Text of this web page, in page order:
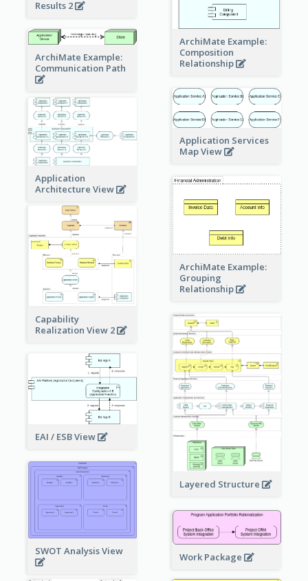
ArchiMate Example:
Composition
Relationship
Results 2
ArchiMate Example:
Communication Path
Application Services
Map View
Application
Architecture View
ArchiMate Example:
Grouping
Relationship
Capability
Realization View 2
Layered Structure
EAI / ESB View
SWOT Analysis View Work Package